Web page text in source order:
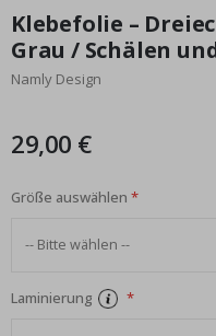
Anfang
der
Bildgalerie
springen
Klebefolie –
Grau / Schälen
Namly Design
29,00 €
Größe auswählen
Laminierung